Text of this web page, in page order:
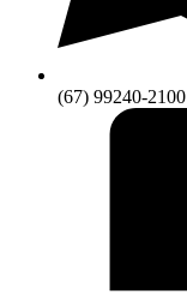
(67) 99240-2100